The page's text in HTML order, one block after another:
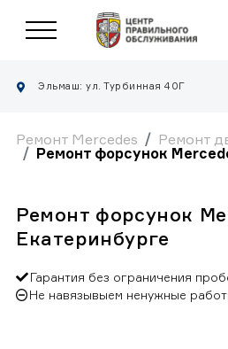
Эльмаш: ул. Турбинная 40Г
Ремонт Mercedes
Ремонт
Ремонт форсунок
Ремонт форсунок
Екатеринбурге
Гарантия без ограничения
Не навязывыем ненужные